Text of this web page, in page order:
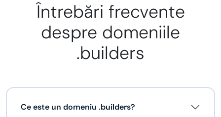
Întrebări frecvente
despre domeniile
.builders
Ce este un domeniu .builders?